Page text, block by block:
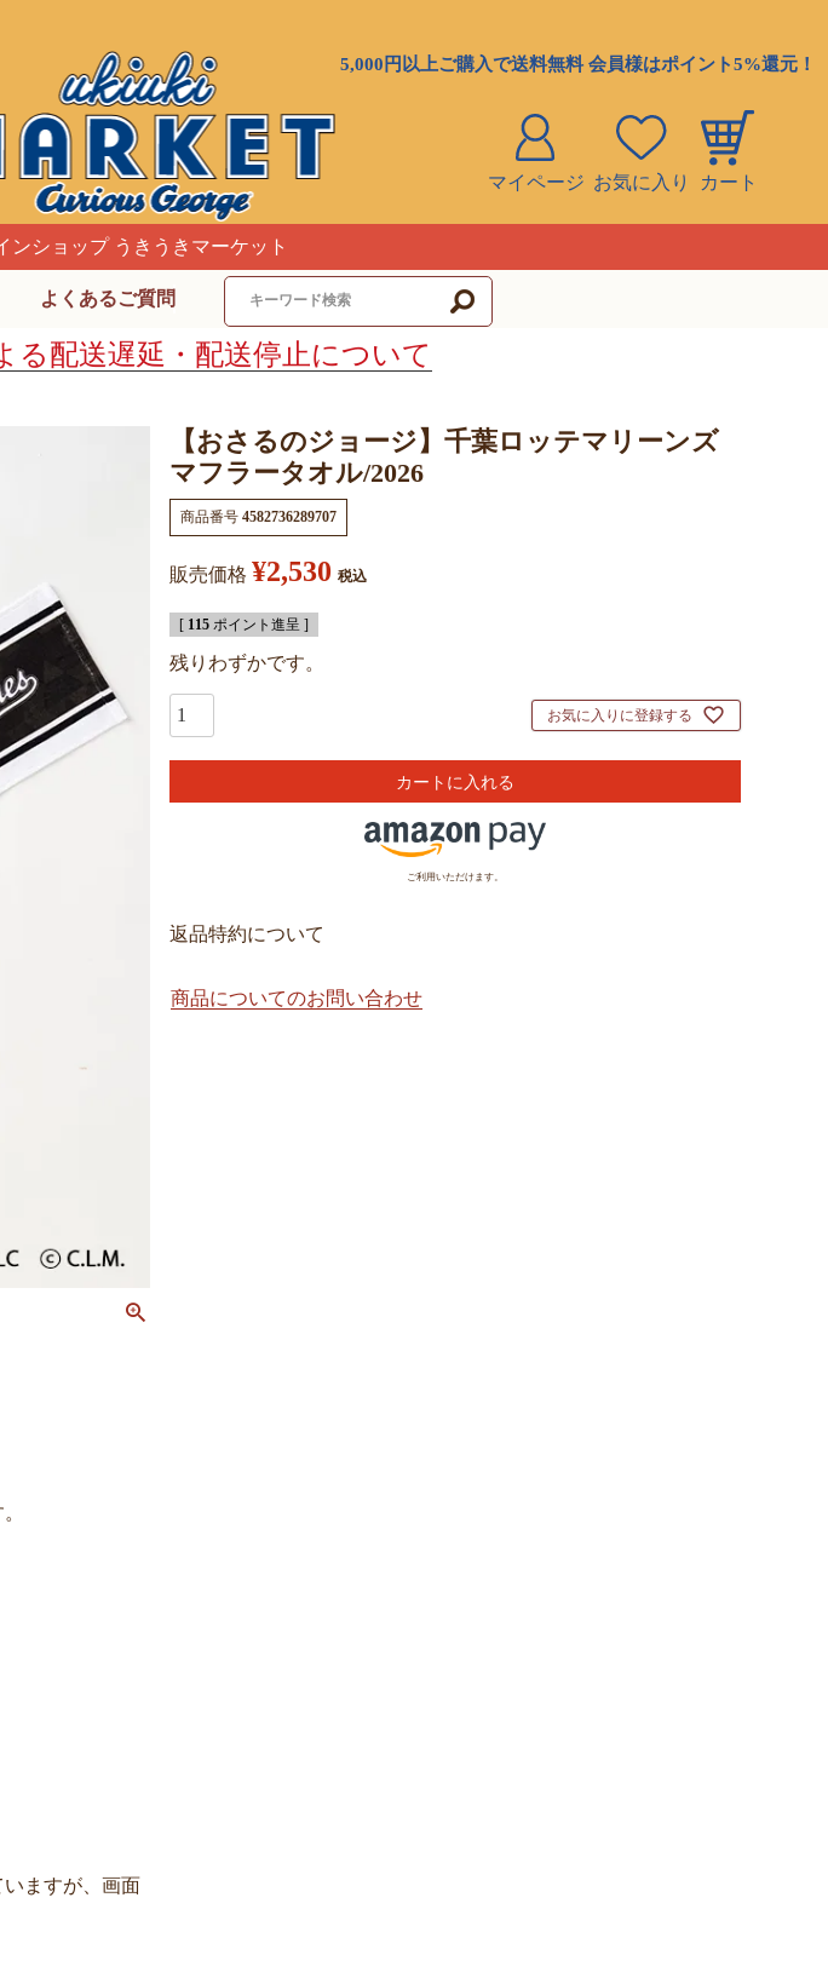
5,000円以上ご購入で送料無料 会員様はポイント5%還元！
マイページ お気に入り カート
ンショップ うきうきマーケット
よくあるご質問
る配送遅延・配送停止について
【おさるのジョージ】千葉ロッテマリーンズ
マフラータオル/2026
商品番号 4582736289707
販売価格 ¥2,530 税込
[ 115 ポイント進呈 ]
残りわずかです。
お気に入りに登録する
カートに入れる
ご利用いただけます。
返品特約について
商品についてのお問い合わせ
ますが、画面